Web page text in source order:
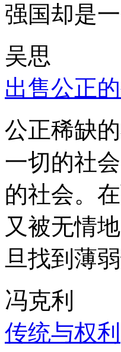
强国却是
吴思
出售公正
公正稀缺
一切的社
的社会。
又被无情
旦找到薄
冯克利
传统与权利